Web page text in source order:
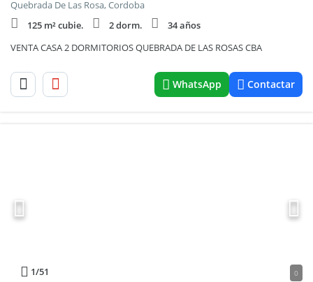
Quebrada De Las Rosa, Cordoba
125 m² cubie.
2 dorm.
34 años
VENTA CASA 2 DORMITORIOS QUEBRADA DE LAS ROSAS CBA
WhatsApp Contactar
1/51 0